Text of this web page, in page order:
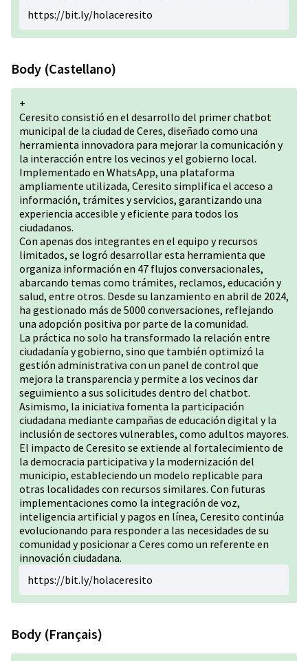
https://bit.ly/holaceresito
Body (Castellano)
+
Ceresito consistió en el desarrollo del primer chatbot
municipal de la ciudad de Ceres, diseñado como una
herramienta innovadora para mejorar la comunicación y
la interacción entre los vecinos y el gobierno local.
Implementado en WhatsApp, una plataforma
ampliamente utilizada, Ceresito simplifica el acceso a
información, trámites y servicios, garantizando una
experiencia accesible y eficiente para todos los
ciudadanos.
Con apenas dos integrantes en el equipo y recursos
limitados, se logró desarrollar esta herramienta que
organiza información en 47 flujos conversacionales,
abarcando temas como trámites, reclamos, educación y
salud, entre otros. Desde su lanzamiento en abril de 2024,
ha gestionado más de 5000 conversaciones, reflejando
una adopción positiva por parte de la comunidad.
La práctica no solo ha transformado la relación entre
ciudadanía y gobierno, sino que también optimizó la
gestión administrativa con un panel de control que
mejora la transparencia y permite a los vecinos dar
seguimiento a sus solicitudes dentro del chatbot.
Asimismo, la iniciativa fomenta la participación
ciudadana mediante campañas de educación digital y la
inclusión de sectores vulnerables, como adultos mayores.
El impacto de Ceresito se extiende al fortalecimiento de
la democracia participativa y la modernización del
municipio, estableciendo un modelo replicable para
otras localidades con recursos similares. Con futuras
implementaciones como la integración de voz,
inteligencia artificial y pagos en línea, Ceresito continúa
evolucionando para responder a las necesidades de su
comunidad y posicionar a Ceres como un referente en
innovación ciudadana.
https://bit.ly/holaceresito
Body (Français)